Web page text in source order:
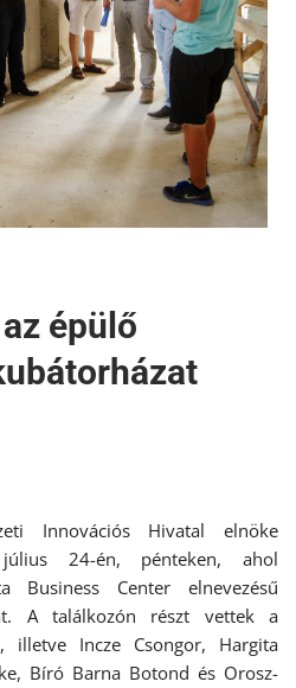
épülő
Innovációs Hivatal elnöke
24-én, pénteken, ahol
Business Center elnevezésű
A találkozón részt vettek a
illetve Incze Csongor, Hargita
Bíró Barna Botond és Orosz-